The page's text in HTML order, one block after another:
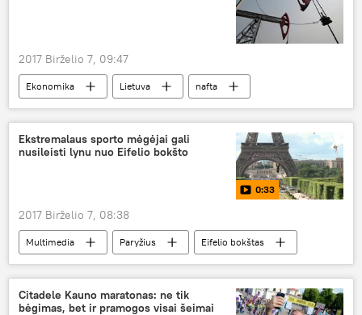
2017 Birželio 7, 09:47
Ekonomika Lietuva nafta
Ekstremalaus sporto mėgėjai gali
nusileisti lynu nuo Eifelio bokšto
0:33
2017 Birželio 7, 08:38
Multimedia Paryžius Eifelio bokštas
Citadele Kauno maratonas: ne tik
bėgimas, bet ir pramogos visai šeimai